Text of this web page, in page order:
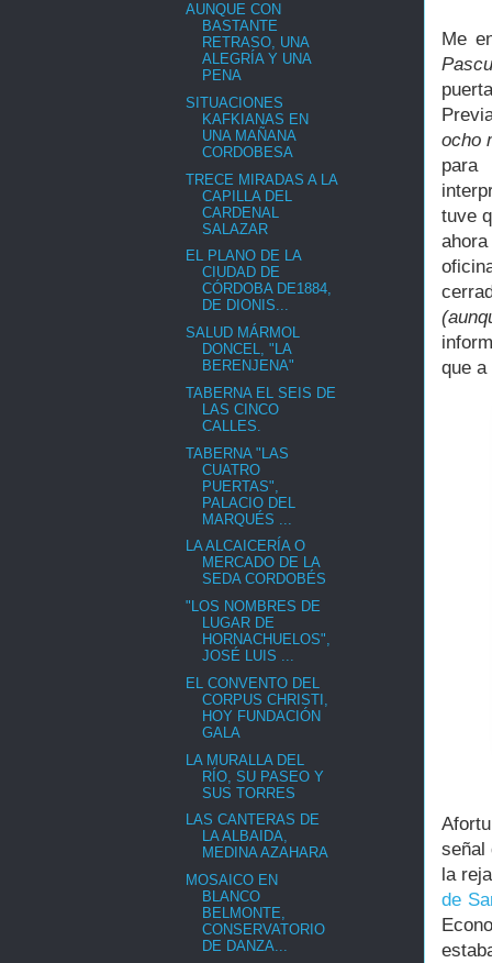
Me
ocho
para
tuve
que
señal
la
de
AUNQUE CON
BASTANTE
RETRASO, UNA
ALEGRÍA Y UNA
PENA
SITUACIONES
KAFKIANAS EN
UNA MAÑANA
CORDOBESA
TRECE MIRADAS A LA
CAPILLA DEL
CARDENAL
SALAZAR
EL PLANO DE LA
CIUDAD DE
CÓRDOBA DE1884,
DE DIONIS...
SALUD MÁRMOL
DONCEL, "LA
BERENJENA"
TABERNA EL SEIS DE
LAS CINCO
CALLES.
TABERNA "LAS
CUATRO
PUERTAS",
PALACIO DEL
MARQUÉS ...
LA ALCAICERÍA O
MERCADO DE LA
SEDA CORDOBÉS
"LOS NOMBRES DE
LUGAR DE
HORNACHUELOS",
JOSÉ LUIS ...
EL CONVENTO DEL
CORPUS CHRISTI,
HOY FUNDACIÓN
GALA
LA MURALLA DEL
RÍO, SU PASEO Y
SUS TORRES
LAS CANTERAS DE
LA ALBAIDA,
MEDINA AZAHARA
MOSAICO EN
BLANCO
BELMONTE,
CONSERVATORIO
DE DANZA...